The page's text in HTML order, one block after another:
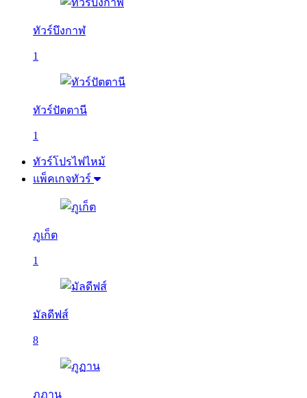
ทัวร์บึงกาฬ
1
ทัวร์ปัตตานี
1
ทัวร์โปรไฟไหม้
แพ็คเกจทัวร์
ภูเก็ต
1
มัลดีฟส์
8
ภูฏาน